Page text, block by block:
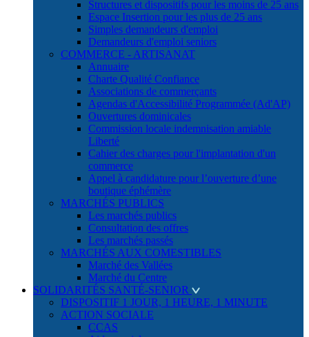
Structures et dispositifs pour les moins de 25 ans
Espace Insertion pour les plus de 25 ans
Simples demandeurs d'emploi
Demandeurs d'emploi seniors
COMMERCE - ARTISANAT
Annuaire
Charte Qualité Confiance
Associations de commerçants
Agendas d'Accessibilité Programmée (Ad'AP)
Ouvertures dominicales
Commission locale indemnisation amiable
Liberté
Cahier des charges pour l'implantation d'un
commerce
Appel à candidature pour l’ouverture d’une
boutique éphémère
MARCHÉS PUBLICS
Les marchés publics
Consultation des offres
Les marchés passés
MARCHÉS AUX COMESTIBLES
Marché des Vallées
Marché du Centre
SOLIDARITÉS SANTÉ-SENIOR
DISPOSITIF 1 JOUR, 1 HEURE, 1 MINUTE
ACTION SOCIALE
CCAS